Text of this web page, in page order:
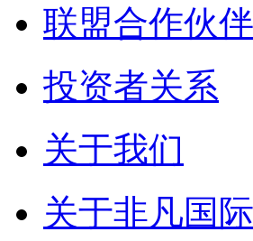
联盟合作伙伴
投资者关系
关于我们
关于非凡国